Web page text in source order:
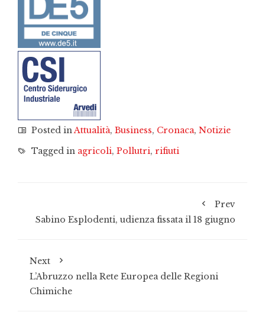
Posted inAttualità, Business, Cronaca, Notizie
Tagged in agricoli, Pollutri, rifiuti
Prev
Sabino Esplodenti, udienza fissata il 18 giugno
Next
L’Abruzzo nella Rete Europea delle Regioni
Chimiche